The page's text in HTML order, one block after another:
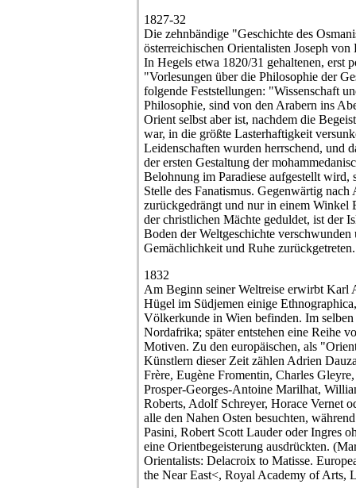
1827-32
Die zehnbändige "Geschichte des
österreichischen Orientalisten Joseph
In Hegels etwa 1820/31 gehaltenen, erst
"Vorlesungen über die Philosophie der
folgende Feststellungen: "Wissenschaft
Philosophie, sind von den Arabern ins
Orient selbst aber ist, nachdem die
war, in die größte Lasterhaftigkeit
Leidenschaften wurden herrschend, und
der ersten Gestaltung der
Belohnung im Paradiese aufgestellt wird,
Stelle des Fanatismus. Gegenwärtig
zurückgedrängt und nur in einem Winkel
der christlichen Mächte geduldet, ist der
Boden der Weltgeschichte
Gemächlichkeit und Ruhe
1832
Am Beginn seiner Weltreise erwirbt Karl
Hügel im Südjemen einige
Völkerkunde in Wien befinden. Im
Nordafrika; später entstehen eine Reihe
Motiven. Zu den europäischen, als
Künstlern dieser Zeit zählen Adrien
Frère, Eugène Fromentin, Charles
Prosper-Georges-Antoine Marilhat,
Roberts, Adolf Schreyer, Horace Vernet
alle den Nahen Osten besuchten,
Pasini, Robert Scott Lauder oder Ingres
eine Orientbegeisterung ausdrückten.
Orientalists: Delacroix to Matisse.
the Near East<, Royal Academy of Arts,